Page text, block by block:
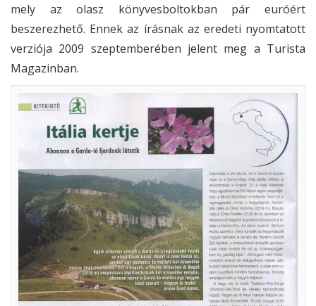
mely az olasz könyvesboltokban pár euróért
beszerezhető. Ennek az írásnak az eredeti nyomtatott
verziója 2009 szeptemberében jelent meg a Turista
Magazinban.